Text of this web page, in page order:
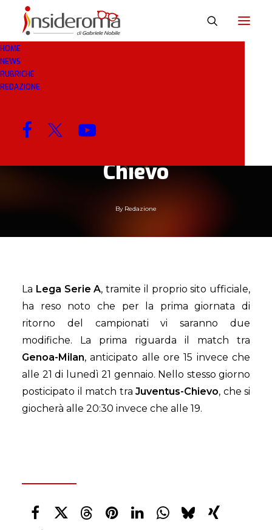
HOME
NEWS
RUBRICHE
REDAZIONE
10 GEN 2019
negli orari di Genoa-
Chievo
By Redazione
La Lega Serie A, tramite il proprio sito ufficiale,
ha reso noto che per la prima giornata di
ritorno del campionati vi saranno due
modifiche. La prima riguarda il match tra
Genoa-Milan, anticipato alle ore 15 invece che
alle 21 di lunedì 21 gennaio. Nello stesso giorno
posticipato il match tra Juventus-Chievo, che si
giocherà alle 20:30 invece che alle 19.